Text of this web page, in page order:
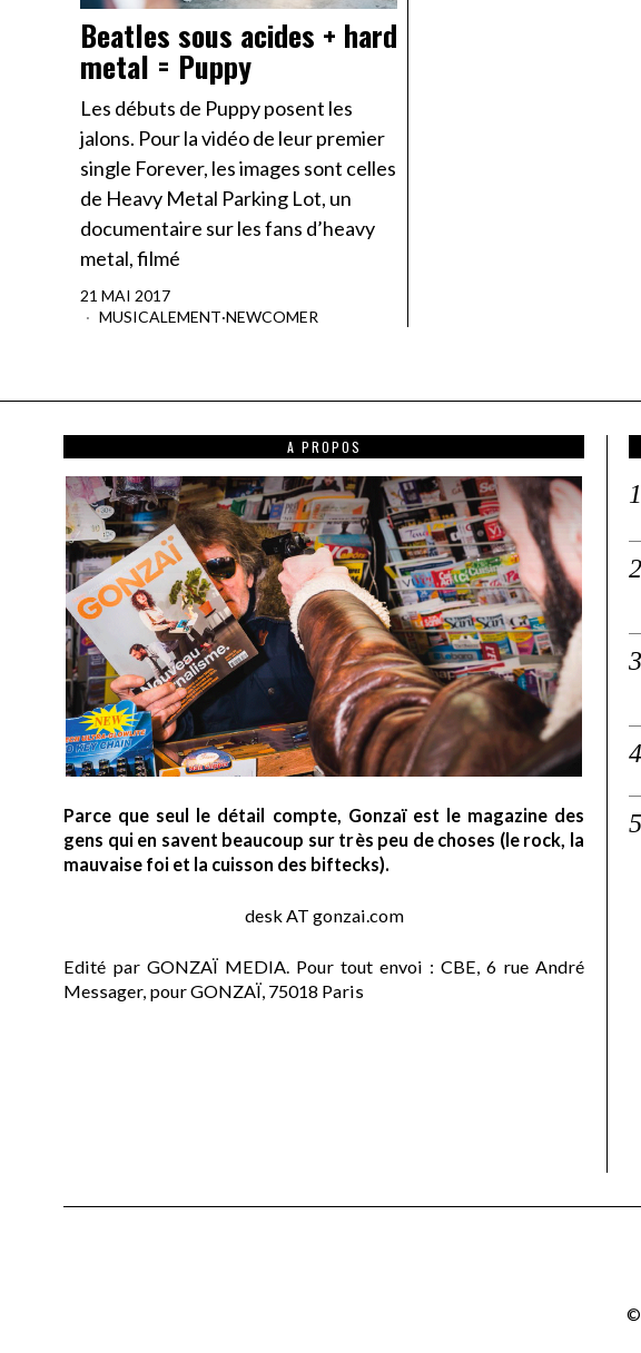
Beatles sous acides + hard
metal = Puppy
Les débuts de Puppy posent les
jalons. Pour la vidéo de leur premier
single Forever, les images sont celles
de Heavy Metal Parking Lot, un
documentaire sur les fans d’heavy
metal, filmé
21 MAI 2017
MUSICALEMENT·NEWCOMER
A PROPOS
Parce que seul le détail compte, Gonzaï est le magazine des
gens qui en savent beaucoup sur très peu de choses (le rock, la
mauvaise foi et la cuisson des biftecks).
desk AT gonzai.com
Edité par GONZAÏ MEDIA. Pour tout envoi : CBE, 6 rue André
Messager, pour GONZAÏ, 75018 Paris
©